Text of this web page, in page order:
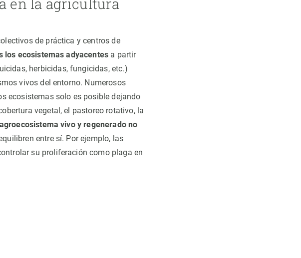
de práctica y centros de
los ecosistemas adyacentes a partir
herbicidas, fungicidas, etc.)
vivos del entorno. Numerosos
ecosistemas solo es posible dejando
vegetal, el pastoreo rotativo, la
agroecosistema vivo y regenerado no
entre sí. Por ejemplo, las
su proliferación como plaga en